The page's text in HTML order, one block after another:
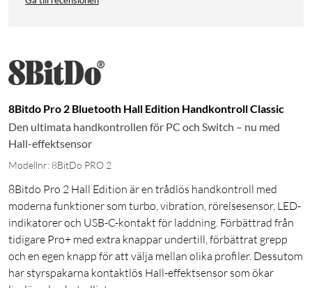
8Bitdo Pro 2 Bluetooth Hall Edition Handkontroll Classic
Den ultimata handkontrollen för PC och Switch – nu med
Hall-effektsensor
Modellnr: 8BitDo PRO 2
8Bitdo Pro 2 Hall Edition är en trådlös handkontroll med
moderna funktioner som turbo, vibration, rörelsesensor, LED-
indikatorer och USB-C-kontakt för laddning. Förbättrad från
tidigare Pro+ med extra knappar undertill, förbättrat grepp
och en egen knapp för att välja mellan olika profiler. Dessutom
har styrspakarna kontaktlös Hall-effektsensor som ökar